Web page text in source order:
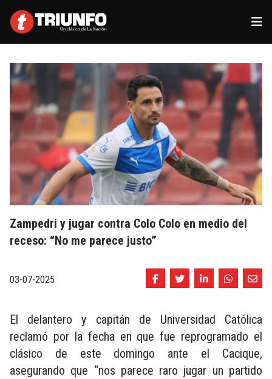
Zampedri y jugar contra Colo Colo en medio del
receso: “No me parece justo”
03-07-2025
El delantero y capitán de Universidad Católica
reclamó por la fecha en que fue reprogramado el
clásico de este domingo ante el Cacique,
asegurando que “nos parece raro jugar un partido